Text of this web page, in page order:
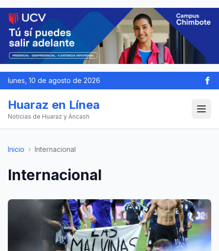
lunes, 10 de agosto de 2026
Huaraz en Línea
Noticias de Huaraz y Áncash
Inicio › Internacional
Internacional